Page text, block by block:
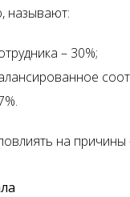
называют:
– 30%;
на